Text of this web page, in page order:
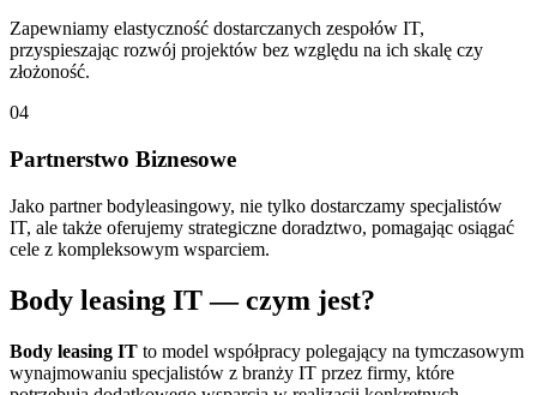
Zapewniamy elastyczność dostarczanych zespołów IT,
przyspieszając rozwój projektów bez względu na ich skalę czy
złożoność.
04
Partnerstwo Biznesowe
Jako partner bodyleasingowy, nie tylko dostarczamy specjalistów
IT, ale także oferujemy strategiczne doradztwo, pomagając osiągać
cele z kompleksowym wsparciem.
Body leasing IT — czym jest?
Body leasing IT to model współpracy polegający na tymczasowym
wynajmowaniu specjalistów z branży IT przez firmy, które